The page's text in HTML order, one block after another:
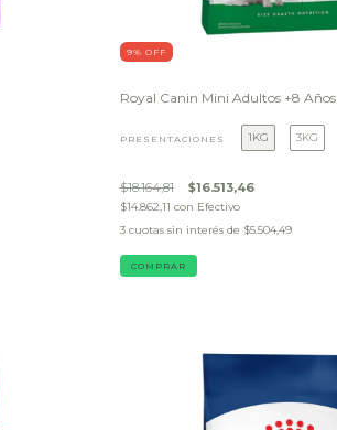
9% OFF
Royal Canin Mini Adultos +8 Años
PRESENTACIONES 1KG 3KG
$18.164,81 $16.513,46
$14.862,11 con Efectivo
3 cuotas sin interés de $5.504,49
COMPRAR